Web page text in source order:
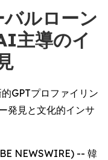
ルローン
主導のイ
GPTプロファイリン
発見と文化的インサ
NEWSWIRE) -- 韓